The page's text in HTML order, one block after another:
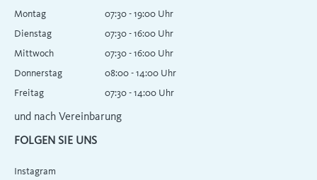
Montag
Dienstag
Mittwoch
Donnerstag
Freitag
07:30 - 19:00 Uhr
07:30 - 16:00 Uhr
07:30 - 16:00 Uhr
08:00 - 14:00 Uhr
07:30 - 14:00 Uhr
und nach Vereinbarung
FOLGEN SIE UNS
Instagram